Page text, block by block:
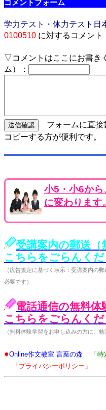
コメントフォーム
学力テスト・体力テスト日
0100510 に対するコメント
▽コメントはここにお書き
ム）：
フォームに直接
コピーする方が便利です。
小5・小6から
に変わります。
受講案内の郵送（
こちらをごらんくだ
（広告規定に基づく表示：受講案内の
必要です）
電話通信の無料体
こちらをごらんくだ
（無料体験学習をお申し込みの方に、
●Online作文教室 言葉の森
「
「プライバシーポリシー」